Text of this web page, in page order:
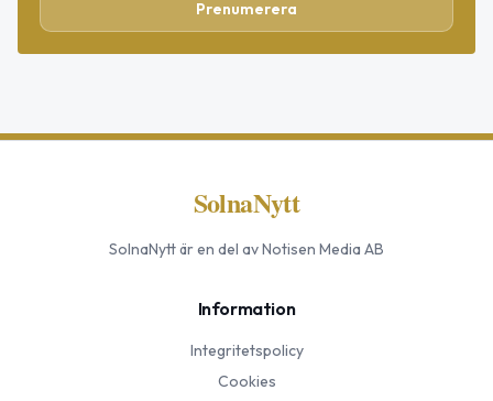
Prenumerera
SolnaNytt
SolnaNyttär en del av Notisen Media AB
Information
Integritetspolicy
Cookies